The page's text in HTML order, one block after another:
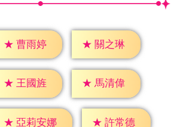
★ 曹雨婷 ★ 關之琳
★ 王國旌 ★ 馬清偉
★ 亞莉安娜 ★ 許常德